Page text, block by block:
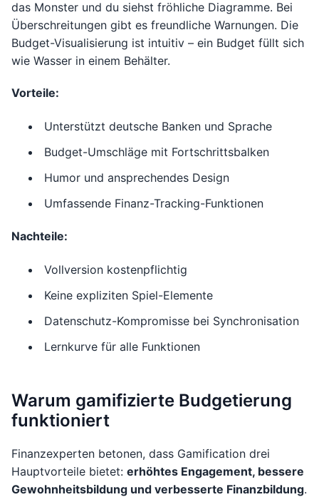
das Monster und du siehst fröhliche Diagramme. Bei
Überschreitungen gibt es freundliche Warnungen. Die
Budget-Visualisierung ist intuitiv – ein Budget füllt sich
wie Wasser in einem Behälter.
Vorteile:
Unterstützt deutsche Banken und Sprache
Budget-Umschläge mit Fortschrittsbalken
Humor und ansprechendes Design
Umfassende Finanz-Tracking-Funktionen
Nachteile:
Vollversion kostenpflichtig
Keine expliziten Spiel-Elemente
Datenschutz-Kompromisse bei Synchronisation
Lernkurve für alle Funktionen
Warum gamifizierte Budgetierung
funktioniert
Finanzexperten betonen, dass Gamification drei
Hauptvorteile bietet: erhöhtes Engagement, bessere
Gewohnheitsbildung und verbesserte Finanzbildung.